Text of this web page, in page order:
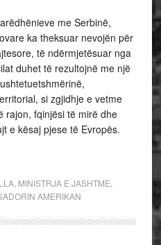
me Serbinë,
ka theksuar nevojën për
të ndërmjetësuar nga
duhet të rezultojnë me një
si zgjidhje e vetme
rajon, fqinjësi të mirë dhe
e kësaj pjese të Evropës.
, MINISTRJA E JASHTME
AMERIKAN